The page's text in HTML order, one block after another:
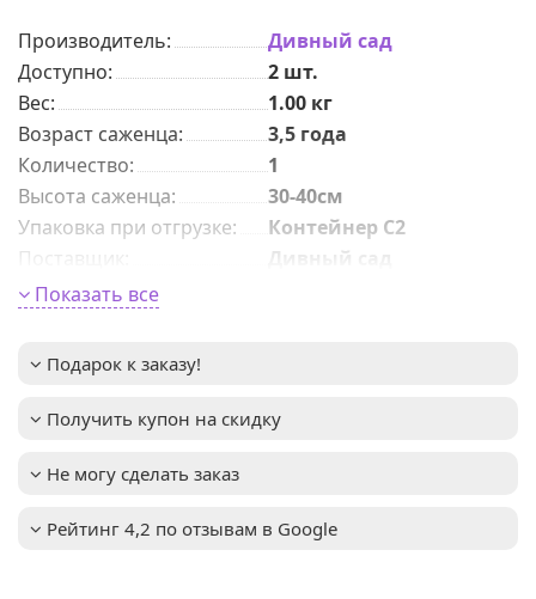
Производитель:
Дивный сад
Доступно:
2 шт.
Вес:
1.00 кг
Возраст саженца:
3,5 года
Количeствo:
1
Высота саженца:
30-40см
Упаковка при отгрузке:
Контейнер С2
Поставщик
Дивный сад
Период цветения
растения
Зимостойкость
Устойчивость к
заболеваниям
Солнце + Полутень
Показать все
Подарок к заказу!
Получить купон на скидку
Не могу сделать заказ
Рейтинг 4,2 по отзывам в Google